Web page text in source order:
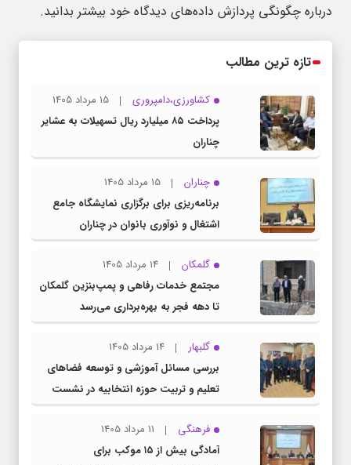
درباره چگونگی پردازش داده‌های دیدگاه خود بیشتر بدانید.
تازه ترین مطالب
کشاورزی،دامپروری
15 مرداد 1405
پرداخت ۸۵ میلیارد ریال تسهیلات به عشایر
چناران
چناران
15 مرداد 1405
برنامه‌ریزی برای برگزاری نمایشگاه جامع
اشتغال و نوآوری بانوان در چناران
گلمکان
14 مرداد 1405
مجتمع خدمات رفاهی و پمپ‌بنزین گلمکان
تا دهه فجر به بهره‌برداری می‌رسد
گلبهار
14 مرداد 1405
بررسی مسائل آموزشی و توسعه فضاهای
تعلیم و تربیت حوزه انتخابیه در نشست
مشترک عضو کمیسیون آموزش مجلس با
مدیرکل آموزش و پرورش خراسان رضوی
فرهنگی
11 مرداد 1405
آمادگی بیش از ۱۵ موکب برای